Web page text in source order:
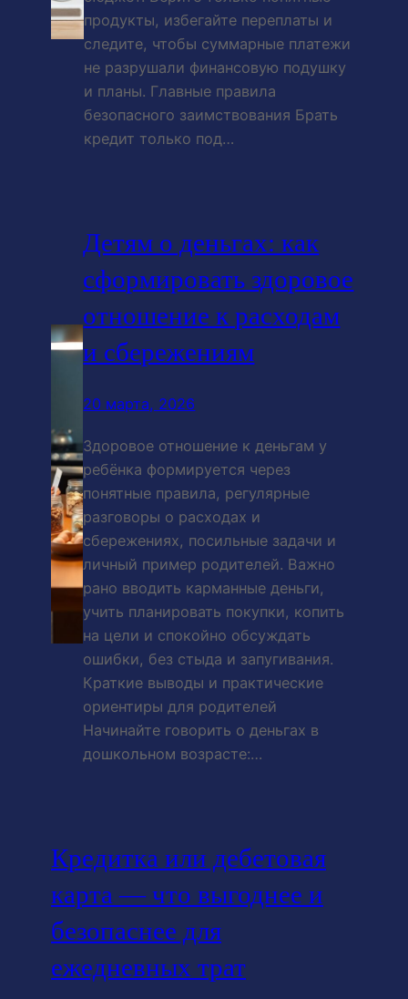
продукты, избегайте переплаты и
следите, чтобы суммарные платежи
не разрушали финансовую подушку
и планы. Главные правила
безопасного заимствования Брать
кредит только под…
Детям о деньгах: как
сформировать здоровое
отношение к расходам
и сбережениям
20 марта, 2026
Здоровое отношение к деньгам у
ребёнка формируется через
понятные правила, регулярные
разговоры о расходах и
сбережениях, посильные задачи и
личный пример родителей. Важно
рано вводить карманные деньги,
учить планировать покупки, копить
на цели и спокойно обсуждать
ошибки, без стыда и запугивания.
Краткие выводы и практические
ориентиры для родителей
Начинайте говорить о деньгах в
дошкольном возрасте:…
Кредитка или дебетовая
карта — что выгоднее и
безопаснее для
ежедневных трат